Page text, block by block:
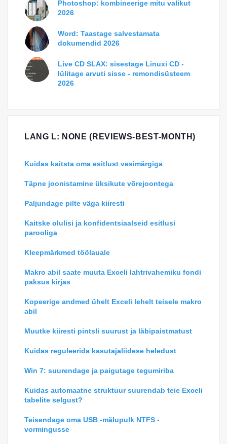
Photoshop: kombineerige mitu valikut
2026
Word: Taastage salvestamata
dokumendid 2026
Live CD SLAX: sisestage Linuxi CD -
lülitage arvuti sisse - remondisüsteem
2026
LANG L: NONE (REVIEWS-BEST-MONTH)
Kuidas kaitsta oma esitlust vesimärgiga
Täpne joonistamine üksikute võrejoontega
Paljundage pilte väga kiiresti
Kaitske olulisi ja konfidentsiaalseid esitlusi
parooliga
Kleepmärkmed töölauale
Makro abil saate muuta Exceli lahtrivahemiku fondi
paksus kirjas
Kopeerige andmed ühelt Exceli lehelt teisele makro
abil
Muutke kiiresti pintsli suurust ja läbipaistmatust
Kuidas reguleerida kasutajaliidese heledust
Win 7: suurendage ja paigutage tegumiriba
Kuidas automaatne struktuur suurendab teie Exceli
tabelite selgust?
Teisendage oma USB -mälupulk NTFS -
vormingusse